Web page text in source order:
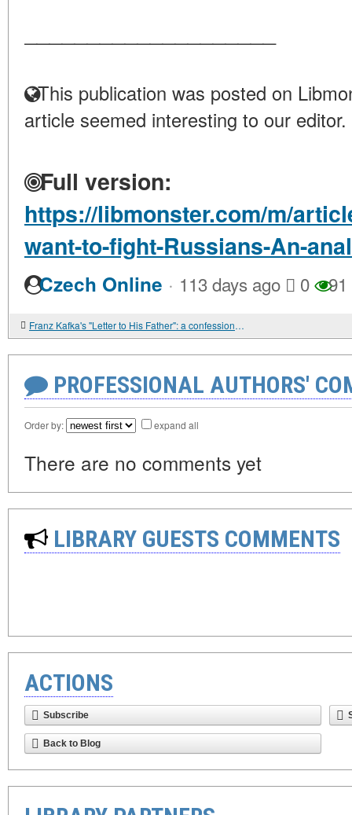
This publication was posted on
article seemed interesting to our editor.
Full version:
https://libmonster.com/m/
want-to-fight-Russians-An-
Czech Online · 113 days ago 0 91
Franz Kafka's "Letter to His Father": a confession that never reached its addressee
PROFESSIONAL AUTHORS'
Order by: expand all
There are no comments yet
LIBRARY GUESTS COMMENTS
ACTIONS
Subscribe
Back to Blog